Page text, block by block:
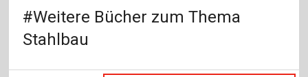
Fachgebiete
#Weitere Bücher zum Thema
Stahlbau